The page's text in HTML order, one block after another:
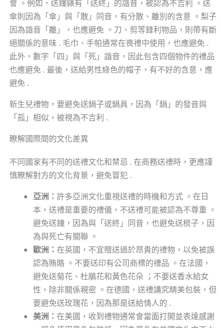
會 。例如，送鐘錶有「送終」的諧音，被認為不吉利 。送
傘則因為「傘」與「散」同音，有分散、離別的含意 。梨子
因為諧音「離」，也應避免 。刀、剪等鋒利物品，則帶有斷
絕關係的意味 . 毛巾、手帕通常在喪禮中使用，也應避免 .
此外，數字「四」與「死」諧音，因此包含四個物件的禮品
也應避免 . 最後，送給男性綠色的帽子，有不好的含意，應
避免 .
新生兒禮物，要避免送鍋子或鍋具，因為「鍋」的發音與
「孤」相似，被視為不吉利 .
瞭解國際間的文化差異
不同國家有不同的送禮文化和禁忌 . 在商務送禮時，更應謹
慎瞭解對方的文化背景，避免冒犯 .
亞洲： 許多亞洲文化重視送禮的時機和方式 。在日
本，送禮是重要的禮儀，不送禮可能被認為不尊重 。
避免送鐘，因為與「送終」同音，也避免送梳子，因
為與死亡有關聯 。
歐洲： 在英國，不宜贈送過於昂貴的禮物，以免被誤
認為賄賂 。不要送印有公司商標的禮品 。在法國，
避免送菊花、杜鵑花和黃色花朵 ；不要送香水給女
性，除非關係親密 。在德國，送禮講究精美包裝，但
要避免送玫瑰花，因為那是送給情人的 .
美洲： 在美國，收到禮物通常會當面打開並表達感謝